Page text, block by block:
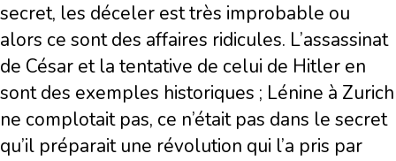
secret, les déceler est très improbable ou
alors ce sont des affaires ridicules. L’assassinat
de César et la tentative de celui de Hitler en
sont des exemples historiques ; Lénine à Zurich
ne complotait pas, ce n’était pas dans le secret
qu’il préparait une révolution qui l’a pris par